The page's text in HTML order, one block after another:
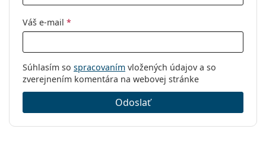
Váš e-mail *
Súhlasím so spracovaním vložených údajov a so
zverejnením komentára na webovej stránke
Odoslať